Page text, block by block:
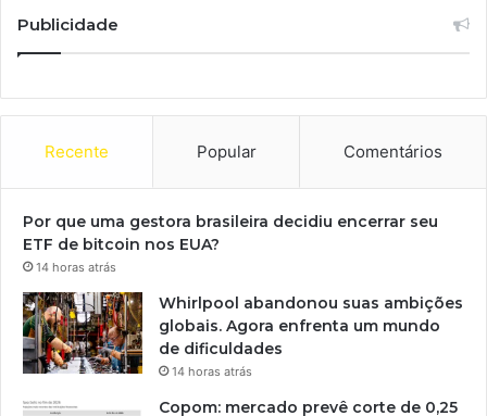
Publicidade
Recente Popular Comentários
Por que uma gestora brasileira decidiu encerrar seu
ETF de bitcoin nos EUA?
14 horas atrás
Whirlpool abandonou suas ambições
globais. Agora enfrenta um mundo
de dificuldades
14 horas atrás
Copom: mercado prevê corte de 0,25